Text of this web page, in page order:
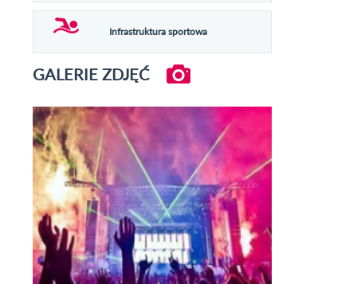
Infrastruktura sportowa
GALERIE ZDJĘĆ